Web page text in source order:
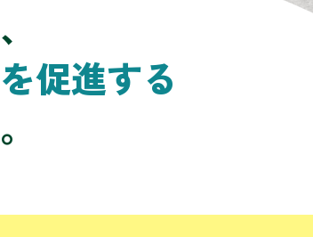
促進する